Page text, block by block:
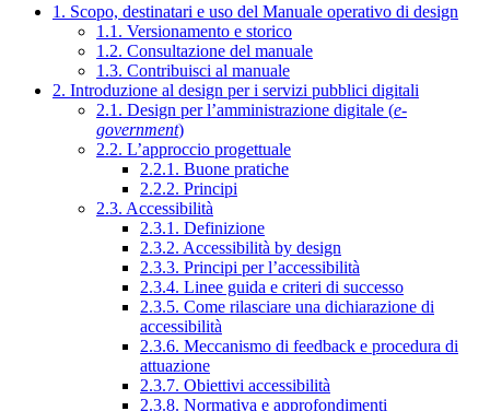
1. Scopo, destinatari e uso del Manuale operativo di design
1.1. Versionamento e storico
1.2. Consultazione del manuale
1.3. Contribuisci al manuale
2. Introduzione al design per i servizi pubblici digitali
2.1. Design per l’amministrazione digitale (e-
government)
2.2. L’approccio progettuale
2.2.1. Buone pratiche
2.2.2. Principi
2.3. Accessibilità
2.3.1. Definizione
2.3.2. Accessibilità by design
2.3.3. Principi per l’accessibilità
2.3.4. Linee guida e criteri di successo
2.3.5. Come rilasciare una dichiarazione di
accessibilità
2.3.6. Meccanismo di feedback e procedura di
attuazione
2.3.7. Obiettivi accessibilità
2.3.8. Normativa e approfondimenti